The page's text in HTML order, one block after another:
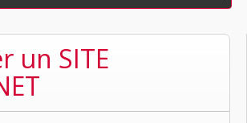
un SITE